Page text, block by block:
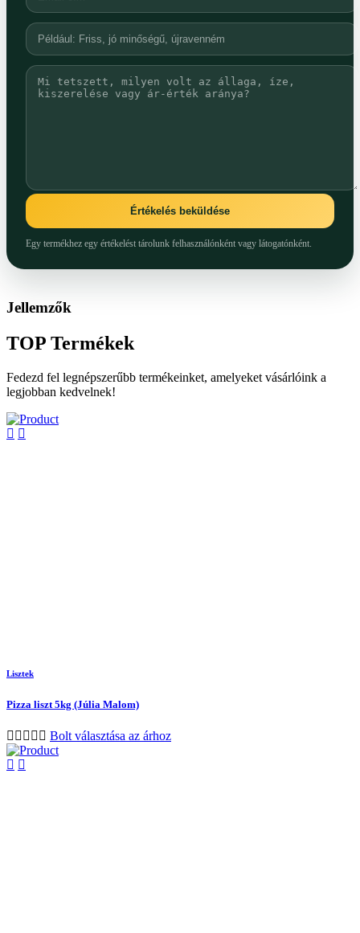
Értékelés beküldése
Egy termékhez egy értékelést tárolunk felhasználónként vagy látogatónként.
Jellemzők
TOP Termékek
Fedezd fel legnépszerűbb termékeinket, amelyeket vásárlóink a
legjobban kedvelnek!
Lisztek
Pizza liszt 5kg (Júlia Malom)
Bolt választása az árhoz